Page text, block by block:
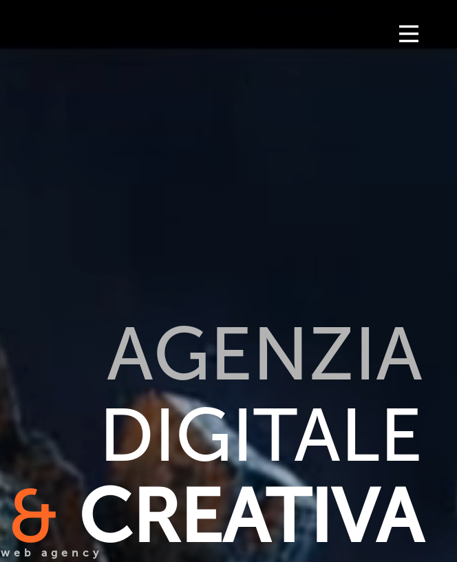
AGENZIA
DIGITALE
& CREATIVA
web a​gency